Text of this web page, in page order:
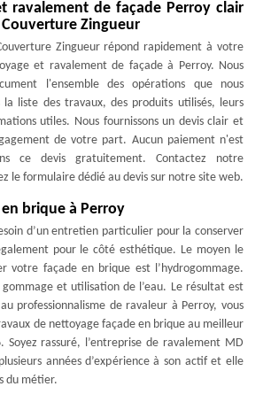
ravalement de façade Perroy clair
Zingueur
Zingueur répond rapidement à votre
et ravalement de façade à Perroy. Nous
l'ensemble des opérations que nous
liste des travaux, des produits utilisés, leurs
utiles. Nous fournissons un devis clair et
de votre part. Aucun paiement n'est
ce devis gratuitement. Contactez notre
le formulaire dédié au devis sur notre site web.
brique à Perroy
d’un entretien particulier pour la conserver
pour le côté esthétique. Le moyen le
votre façade en brique est l’hydrogommage.
et utilisation de l’eau. Le résultat est
professionnalisme de ravaleur à Perroy, vous
de nettoyage façade en brique au meilleur
Soyez rassuré, l’entreprise de ravalement MD
années d’expérience à son actif et elle
du métier.